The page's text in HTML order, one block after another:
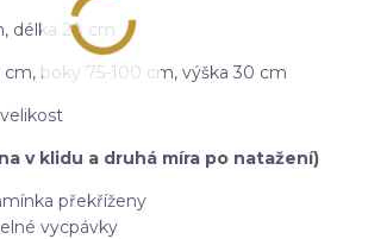
délka 28 cm
cm, boky 75-100 cm, výška 30 cm
v klidu a druhá míra po natažení)
překříženy
vycpávky